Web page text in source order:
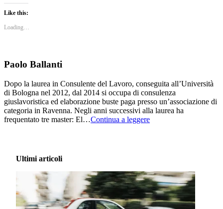
Like this:
Loading…
Paolo Ballanti
Dopo la laurea in Consulente del Lavoro, conseguita all’Università
di Bologna nel 2012, dal 2014 si occupa di consulenza
giuslavoristica ed elaborazione buste paga presso un’associazione di
categoria in Ravenna. Negli anni successivi alla laurea ha
frequentato tre master: El…Continua a leggere
Ultimi articoli